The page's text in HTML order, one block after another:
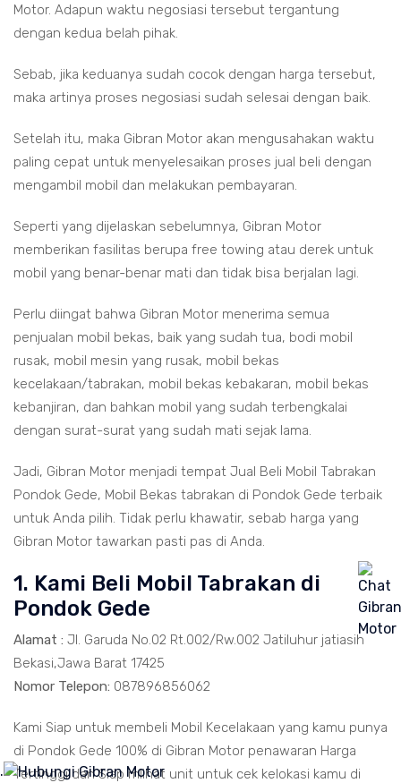
Motor. Adapun waktu negosiasi tersebut tergantung
dengan kedua belah pihak.
Sebab, jika keduanya sudah cocok dengan harga tersebut,
maka artinya proses negosiasi sudah selesai dengan baik.
Setelah itu, maka Gibran Motor akan mengusahakan waktu
paling cepat untuk menyelesaikan proses jual beli dengan
mengambil mobil dan melakukan pembayaran.
Seperti yang dijelaskan sebelumnya, Gibran Motor
memberikan fasilitas berupa free towing atau derek untuk
mobil yang benar-benar mati dan tidak bisa berjalan lagi.
Perlu diingat bahwa Gibran Motor menerima semua
penjualan mobil bekas, baik yang sudah tua, bodi mobil
rusak, mobil mesin yang rusak, mobil bekas
kecelakaan/tabrakan, mobil bekas kebakaran, mobil bekas
kebanjiran, dan bahkan mobil yang sudah terbengkalai
dengan surat-surat yang sudah mati sejak lama.
Jadi, Gibran Motor menjadi tempat Jual Beli Mobil Tabrakan
Pondok Gede, Mobil Bekas tabrakan di Pondok Gede terbaik
untuk Anda pilih. Tidak perlu khawatir, sebab harga yang
Gibran Motor tawarkan pasti pas di Anda.
1. Kami Beli Mobil Tabrakan di
Pondok Gede
Alamat : Jl. Garuda No.02 Rt.002/Rw.002 Jatiluhur jatiasih
Bekasi,Jawa Barat 17425
Nomor Telepon: 087896856062
Kami Siap untuk membeli Mobil Kecelakaan yang kamu punya
di Pondok Gede 100% di Gibran Motor penawaran Harga
Tertinggi dan Siap mlihat unit untuk cek kelokasi kamu di
.